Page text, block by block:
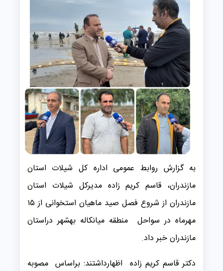
به گزارش روابط عمومی اداره کل شیلات استان
مازندران، قاسم کریم زاده مدیرکل شیلات استان
مازندران از شروع فصل صید ماهیان استخوانی از ۱۵
مهرماه در سواحل منطقه میانکاله بهشهر دراستان
مازندران خبر داد.
دکتر قاسم کریم زاده اظهارداشتند: براساس مصوبه